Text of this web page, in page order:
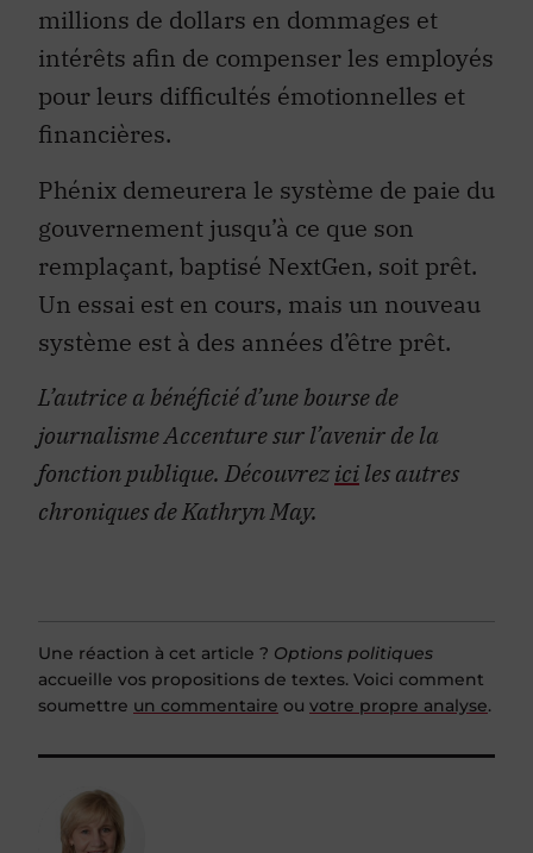
millions de dollars en dommages et
intérêts afin de compenser les employés
pour leurs difficultés émotionnelles et
financières.
Phénix demeurera le système de paie du
gouvernement jusqu’à ce que son
remplaçant, baptisé NextGen, soit prêt.
Un essai est en cours, mais un nouveau
système est à des années d’être prêt.
L’autrice a bénéficié d’une bourse de
journalisme Accenture sur l’avenir de la
fonction publique. Découvreziciles autres
chroniques de Kathryn May.
Une réaction à cet article ? Options politiques
accueille vos propositions de textes. Voici comment
soumettre un commentaire ou votre propre analyse.